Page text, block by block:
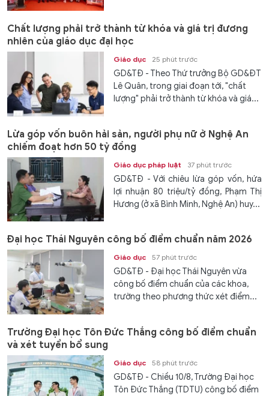
Chất lượng phải trở thành từ khóa và giá trị đương
nhiên của giáo dục đại học
Giáo dục 25 phút trước
GD&TĐ - Theo Thứ trưởng Bộ GD&ĐT
Lê Quân, trong giai đoạn tới, "chất
lượng" phải trở thành từ khóa và giá...
Lừa góp vốn buôn hải sản, người phụ nữ ở Nghệ An
chiếm đoạt hơn 50 tỷ đồng
Giáo dục pháp luật 37 phút trước
GD&TĐ - Với chiêu lừa góp vốn, hứa
lợi nhuận 80 triệu/tỷ đồng, Phạm Thị
Hương (ở xã Bình Minh, Nghệ An) huy...
Đại học Thái Nguyên công bố điểm chuẩn năm 2026
Giáo dục 57 phút trước
GD&TĐ - Đại học Thái Nguyên vừa
công bố điểm chuẩn của các khoa,
trường theo phương thức xét điểm...
Trường Đại học Tôn Đức Thắng công bố điểm chuẩn
và xét tuyển bổ sung
Giáo dục 58 phút trước
GD&TĐ - Chiều 10/8, Trường Đại học
Tôn Đức Thắng (TDTU) công bố điểm